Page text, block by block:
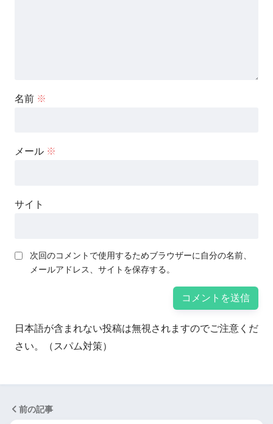
名前 ※
メール ※
サイト
次回のコメントで使用するためブラウザーに自分の名前、
メールアドレス、サイトを保存する。
日本語が含まれない投稿は無視されますのでご注意くだ
さい。（スパム対策）
前の記事